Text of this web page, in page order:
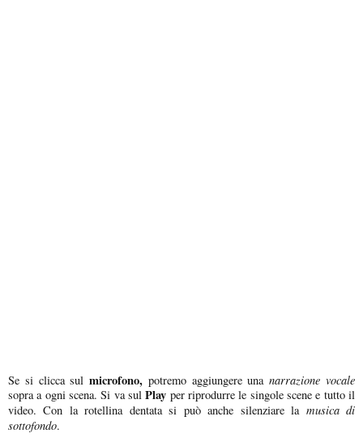
Se si clicca sulmicrofono, potremo aggiungere unanarrazione vocale
sopra a ogni scena. Si va sulPlay per riprodurre le singole scene e tutto il
video. Con la rotellina dentata si può anche silenziare la musica di
sottofondo.